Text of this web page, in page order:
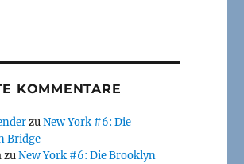
KOMMENTARE
zuNew York #6: Die
Bridge
zuNew York #6: Die Brooklyn